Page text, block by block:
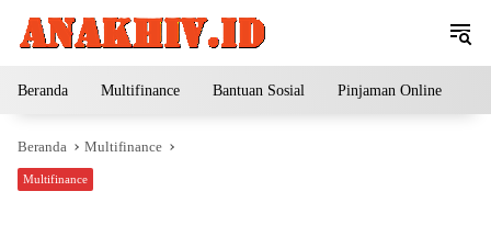
Beranda Multifinance Bantuan Sosial Pinjaman Online
Beranda Multifinance
Multifinance